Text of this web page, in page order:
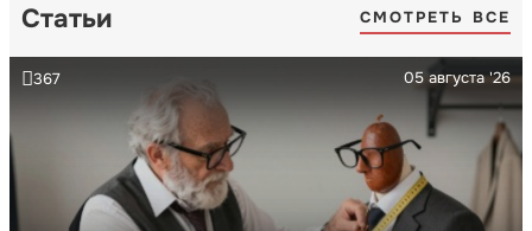
Статьи СМОТРЕТЬ ВСЕ
05 августа '26
367